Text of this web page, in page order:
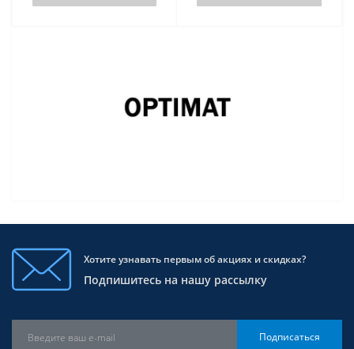
Хотите узнавать первым об акциях и скидках?
Подпишитесь на нашу рассылку
Подписаться